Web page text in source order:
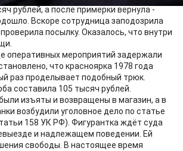
рублей, а после примерки вернула -
Вскоре сотрудница заподозрила
посылку. Оказалось, что внутри
оперативных мероприятий задержали
что красноярка 1978 года
раз проделывает подобный трюк.
составила 105 тысяч рублей.
изъяты и возвращены в магазин, а в
возбудили уголовное дело по статье
158 УК РФ). Фигурантка ждёт суда
и надлежащем поведении. Ей
свободы. В настоящее время